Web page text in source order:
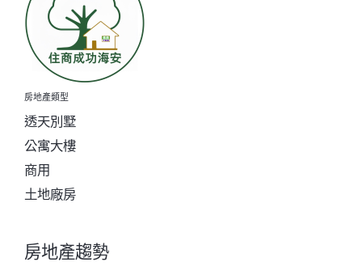
房地產類型
透天別墅
公寓大樓
商用
土地廠房
房地產趨勢